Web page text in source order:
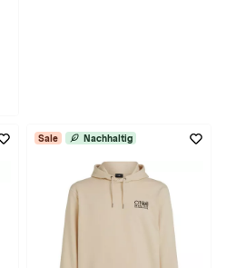
Sale Nachhaltig